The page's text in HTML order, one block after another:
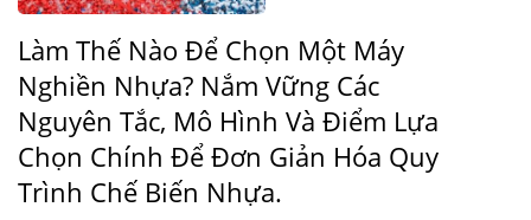
Làm Thế Nào Để Chọn Một Máy
Nghiền Nhựa? Nắm Vững Các
Nguyên Tắc, Mô Hình Và Điểm Lựa
Chọn Chính Để Đơn Giản Hóa Quy
Trình Chế Biến Nhựa.